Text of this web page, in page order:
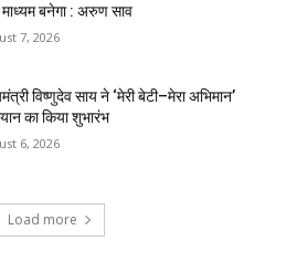
माध्यम बनेगा : अरुण साव
7, 2026
विष्णुदेव साय ने ‘मेरी बेटी–मेरा अभिमान’
का किया शुभारंभ
6, 2026
Load more